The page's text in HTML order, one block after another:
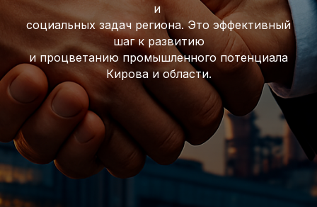
и
социальных задач региона. Это эффективный
шаг к развитию
и процветанию промышленного потенциала
Кирова и области.